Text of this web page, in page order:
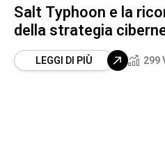
Salt Typhoon e la
della strategia
LEGGI DI PIÙ 299